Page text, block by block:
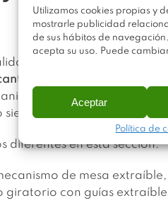
Utilizamos cookies propias y
mostrarle publicidad
de sus hábitos de
acepta su uso. Puede
Aceptar
Política de
en tu cocina y sacar
y distribuidor de
para cajones de
los mejores
diferentes en esta sección:
de mesa
giratorio con guías